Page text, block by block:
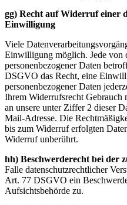
gg) Recht auf Widerruf einer
Einwilligung
Viele
Einwilligung möglich. Jede von
personenbezogener Daten
DSGVO das Recht, eine
personenbezogener Daten
Ihrem Widerrufsrecht
an unsere unter Ziffer 2 dieser
Mail-Adresse. Die
bis zum Widerruf erfolgten
Widerruf unberührt.
hh) Beschwerderecht bei der
Falle datenschutzrechtlicher
Art. 77 DSGVO ein
Aufsichtsbehörde zu.